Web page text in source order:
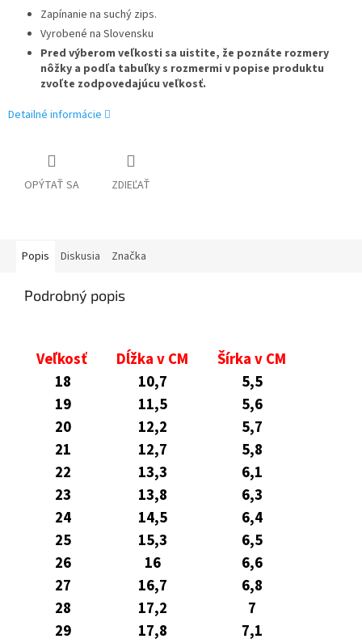
Zapínanie na suchý zips.
Vyrobené na Slovensku
Pred výberom veľkosti sa uistite, že poznáte rozmery
nôžky a podľa tabuľky s rozmermi v popise produktu
zvoľte zodpovedajúcu veľkosť.
Detailné informácie
OPÝTAŤ SA ZDIEĽAŤ
Popis Diskusia Značka
Podrobný popis
Veľkosť Dĺžka v CM
Šírka v CM
18
10,7
5,5
19
11,5
5,6
20
12,2
5,7
21
12,7
5,8
22
13,3
6,1
23
13,8
6,3
24
14,5
6,4
25
15,3
6,5
26
16
6,6
27
16,7
6,8
28
17,2
7
29
17,8
7,1